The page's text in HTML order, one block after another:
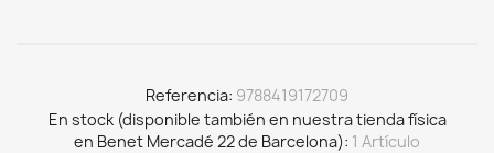
Referencia 9788419172709
En stock (disponible también en nuestra tienda física
en Benet Mercadé 22 de Barcelona) 1 Artículo